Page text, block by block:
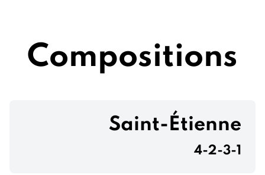
Compositions
Saint-Étienne
4-2-3-1